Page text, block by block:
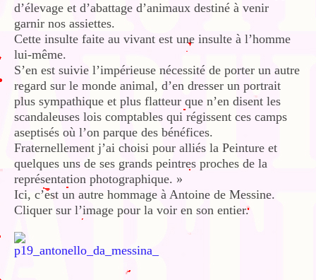
d’élevage et d’abattage d’animaux destiné à venir
garnir nos assiettes.
Cette insulte faite au vivant est une insulte à l’homme
lui-même.
S’en est suivie l’impérieuse nécessité de porter un autre
regard sur le monde animal, d’en dresser un portrait
plus sympathique et plus flatteur que n’en disent les
scandaleuses lois comptables qui régissent ces camps
aseptisés où l’on parque des bénéfices.
Fraternellement j’ai choisi pour alliés la Peinture et
quelques uns de ses grands peintres proches de la
représentation photographique. »
Ici, c’est un autre hommage à Antoine de Messine.
Cliquer sur l’image pour la voir en son entier.